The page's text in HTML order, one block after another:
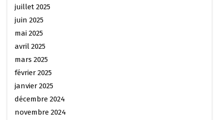
juillet 2025
juin 2025
mai 2025
avril 2025
mars 2025
février 2025
janvier 2025
décembre 2024
novembre 2024